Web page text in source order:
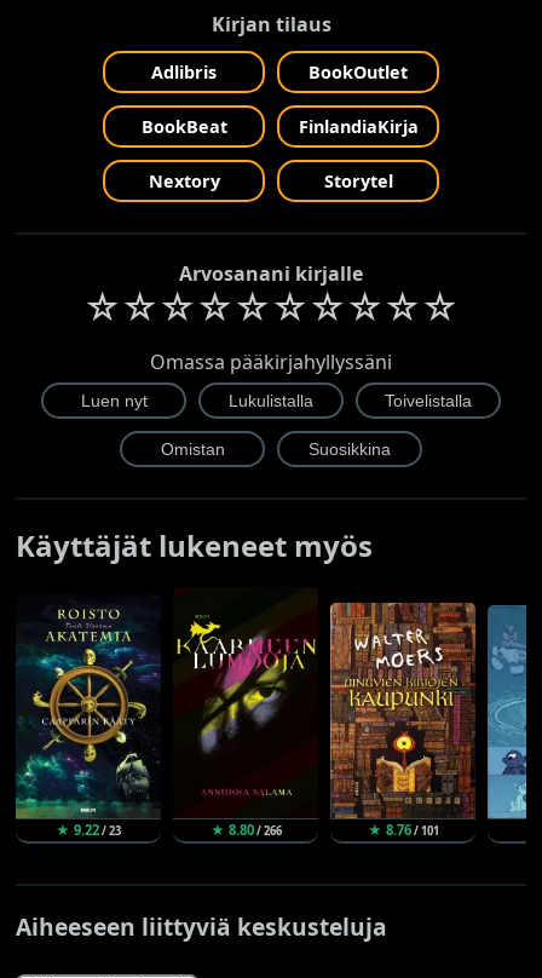
Kirjan tilaus
Adlibris BookOutlet
BookBeat FinlandiaKirja
Nextory Storytel
Arvosanani kirjalle
☆☆☆☆☆☆☆☆☆☆
Omassa pääkirjahyllyssäni
Käyttäjät lukeneet myös
★ 9.22/ 23 ★ 8.80/ 266 ★ 8.76/ 101
Aiheeseen liittyviä keskusteluja